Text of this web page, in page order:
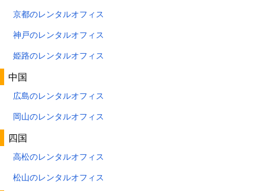
京都のレンタルオフィス
神戸のレンタルオフィス
姫路のレンタルオフィス
中国
広島のレンタルオフィス
岡山のレンタルオフィス
四国
高松のレンタルオフィス
松山のレンタルオフィス